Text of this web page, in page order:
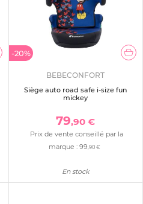
-20%
BEBECONFORT
Siège auto road safe i-size fun
mickey
79,90 €
Prix de vente conseillé par la
marque : 99 ,90 €
En stock